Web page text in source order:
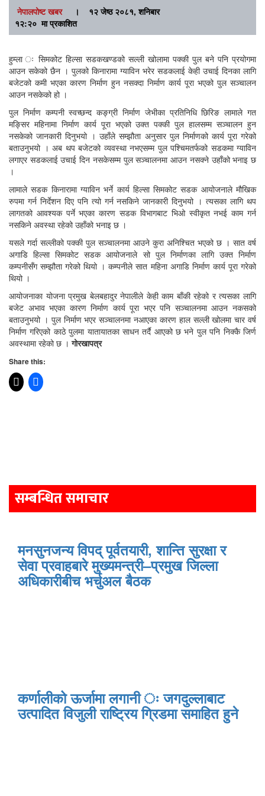
नेपालपोष्ट खबर।
१२ जेष्ठ २०८१, शनिबार
१२:२० मा प्रकाशित
हुम्ला ः सिमकोट हिल्सा सडकखण्डको सल्ली खोलामा पक्की पुल बने पनि प्रयोगमा
आउन सकेको छैन । पुलको किनारामा ग्याविन भरेर सडकलाई केही उचाई दिनका लागि
बजेटको कमी भएका कारण निर्माण हुन नसक्दा निर्माण कार्य पूरा भएको पुल सञ्चालन
आउन नसकेको हो ।
पुल निर्माण कम्पनी स्वच्छन्द कङ्ग्री निर्माण जेभीका प्रतिनिधि छिरिङ लामाले गत
मङ्सिर महिनामा निर्माण कार्य पूरा भएको उक्त पक्की पुल हालसम्म सञ्चालन हुन
नसकेको जानकारी दिनुभयो । उहाँले सम्झौता अनुसार पुल निर्माणको कार्य पूरा गरेको
बताउनुभयो । अब थप बजेटको व्यवस्था नभएसम्म पुल पश्चिमतर्फको सडकमा ग्याविन
लगाएर सडकलाई उचाई दिन नसकेसम्म पुल सञ्चालनमा आउन नसक्ने उहाँको भनाइ छ
।
लामाले सडक किनारामा ग्याविन भर्ने कार्य हिल्सा सिमकोट सडक आयोजनाले मौखिक
रुपमा गर्न निर्देशन दिए पनि त्यो गर्न नसकिने जानकारी दिनुभयो । त्यसका लागि थप
लागतको आवश्यक पर्ने भएका कारण सडक विभागबाट भिओ स्वीकृत नभई काम गर्न
नसकिने अवस्था रहेको उहाँको भनाइ छ ।
यसले गर्दा सल्लीको पक्की पुल सञ्चालनमा आउने कुरा अनिश्चित भएको छ । सात वर्ष
अगाडि हिल्सा सिमकोट सडक आयोजनाले सो पुल निर्माणका लागि उक्त निर्माण
कम्पनीसँग सम्झौता गरेको थियो । कम्पनीले सात महिना अगाडि निर्माण कार्य पूरा गरेको
थियो ।
आयोजनाका योजना प्रमुख बेलबहादुर नेपालीले केही काम बाँकी रहेको र त्यसका लागि
बजेट अभाव भएका कारण निर्माण कार्य पूरा भएर पनि सञ्चालनमा आउन नकसको
बताउनुभयो । पुल निर्माण भएर सञ्चालनमा नआएका कारण हाल सल्ली खोलमा चार वर्ष
निर्माण गरिएको काठे पुलमा यातायातका साधन तर्दै आएको छ भने पुल पनि निक्कै जिर्ण
अवस्थामा रहेको छ ।गोरखापत्र
Share this:
navigation
सम्बन्धित समाचार
मनसुनजन्य विपद् पूर्वतयारी, शान्ति सुरक्षा र
सेवा प्रवाहबारे मुख्यमन्त्री–प्रमुख जिल्ला
अधिकारीबीच भर्चुअल बैठक
कर्णालीको ऊर्जामा लगानी ः जगदुल्लाबाट
उत्पादित विजुली राष्ट्रिय ग्रिडमा समाहित हुने